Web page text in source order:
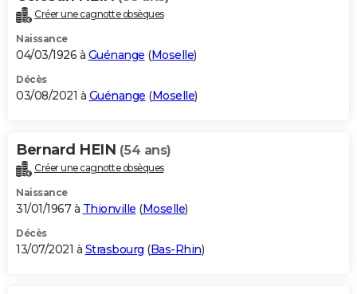
Créer une cagnotte obsèques
Naissance
04/03/1926 à Guénange (Moselle)
Décès
03/08/2021 à Guénange (Moselle)
Bernard HEIN (54 ans)
Créer une cagnotte obsèques
Naissance
31/01/1967 à Thionville (Moselle)
Décès
13/07/2021 à Strasbourg (Bas-Rhin)